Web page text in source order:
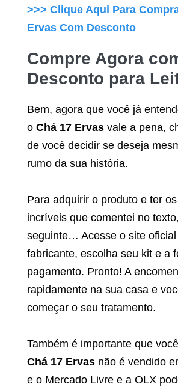
>>> Clique Aqui Para
Ervas Com Desconto
Compre Agora
Desconto para
Bem, agora que você já
o Chá 17 Ervas vale a pena,
de você decidir se deseja
rumo da sua história.
Para adquirir o produto e ter
incríveis que comentei no
seguinte… Acesse o site oficial
fabricante, escolha seu kit e a
pagamento. Pronto! A
rapidamente na sua casa e
começar o seu tratamento.
Também é importante que
Chá 17 Ervas não é vendido
e o Mercado Livre e a OLX